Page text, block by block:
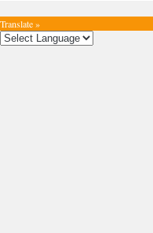
Translate »